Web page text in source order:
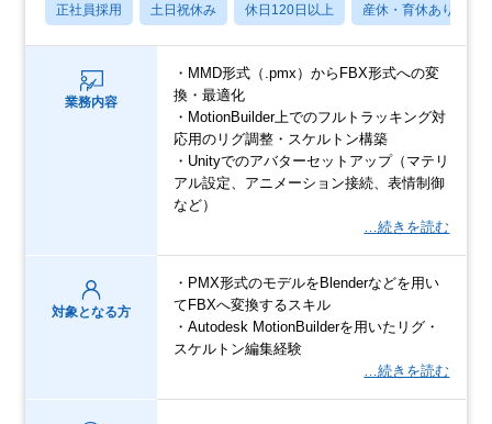
正社員採用 土日祝休み 休日120日以上 産休・育休あり
業務内容
・MMD形式（.pmx）からFBX形式への変
換・最適化
・MotionBuilder上でのフルトラッキング対
応用のリグ調整・スケルトン構築
・Unityでのアバターセットアップ（マテリ
アル設定、アニメーション接続、表情制御
など）
…続きを読む
対象となる方
・PMX形式のモデルをBlenderなどを用い
てFBXへ変換するスキル
・Autodesk MotionBuilderを用いたリグ・
スケルトン編集経験
…続きを読む